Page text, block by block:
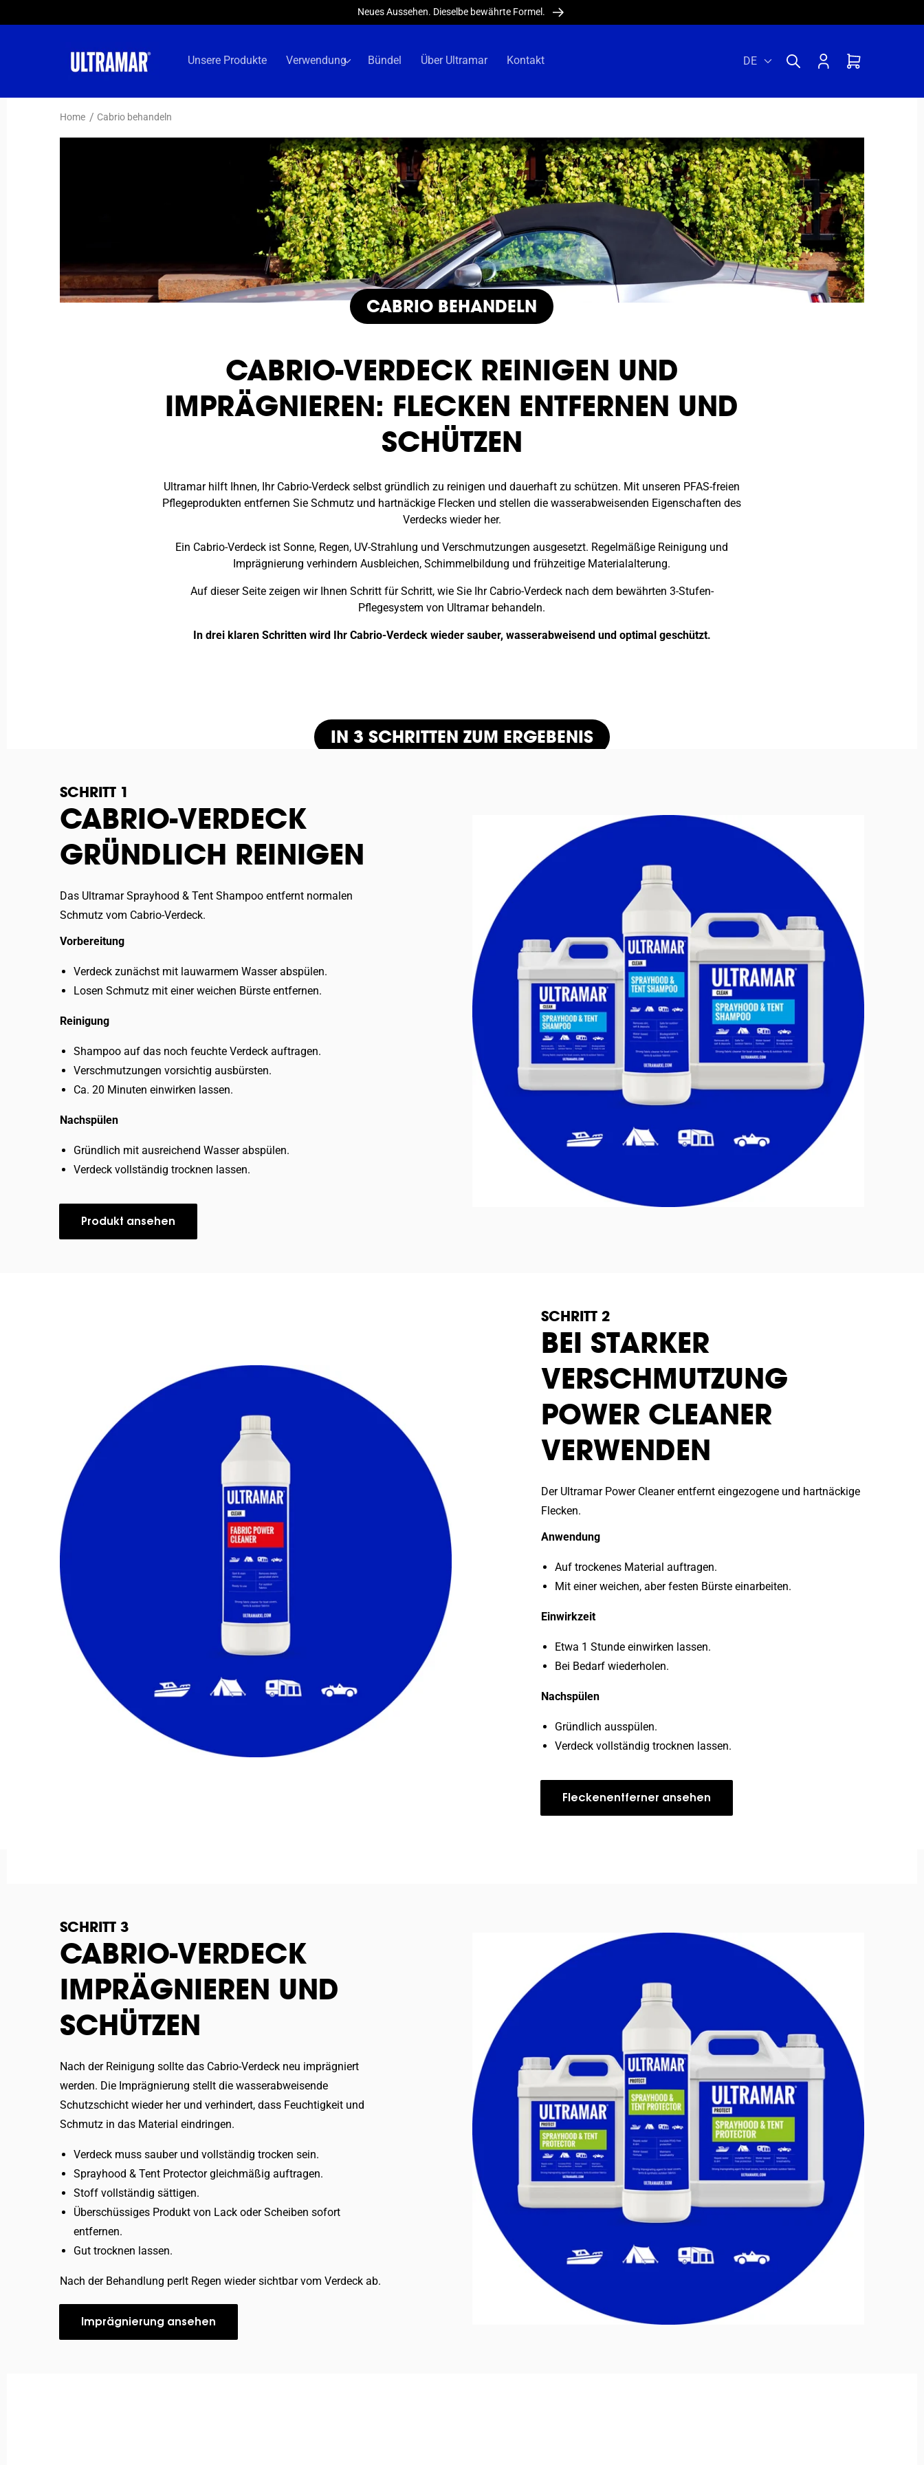
Neues Aussehen. Dieselbe bewährte Formel.
Unsere Produkte Verwendung Bündel Über Ultramar Kontakt DE EinloggenWarenkorb
Home Cabrio behandeln
KATEGORIE:
CABRIO BEHANDELN
CABRIO-VERDECK REINIGEN UND
IMPRÄGNIEREN: FLECKEN ENTFERNEN UND
SCHÜTZEN
Ultramar hilft Ihnen, Ihr Cabrio-Verdeck selbst gründlich zu reinigen und dauerhaft zu schützen. Mit unseren PFAS-freien
Pflegeprodukten entfernen Sie Schmutz und hartnäckige Flecken und stellen die wasserabweisenden Eigenschaften des
Verdecks wieder her.
Ein Cabrio-Verdeck ist Sonne, Regen, UV-Strahlung und Verschmutzungen ausgesetzt. Regelmäßige Reinigung und
Imprägnierung verhindern Ausbleichen, Schimmelbildung und frühzeitige Materialalterung.
Auf dieser Seite zeigen wir Ihnen Schritt für Schritt, wie Sie Ihr Cabrio-Verdeck nach dem bewährten 3-Stufen-
Pflegesystem von Ultramar behandeln.
In drei klaren Schritten wird Ihr Cabrio-Verdeck wieder sauber, wasserabweisend und optimal geschützt.
IN 3 SCHRITTEN ZUM ERGEBENIS
SCHRITT 1
CABRIO-VERDECK
GRÜNDLICH REINIGEN
Das Ultramar Sprayhood & Tent Shampoo entfernt normalen
Schmutz vom Cabrio-Verdeck.
Vorbereitung
Verdeck zunächst mit lauwarmem Wasser abspülen.
Losen Schmutz mit einer weichen Bürste entfernen.
Reinigung
Shampoo auf das noch feuchte Verdeck auftragen.
Verschmutzungen vorsichtig ausbürsten.
Ca. 20 Minuten einwirken lassen.
Nachspülen
Gründlich mit ausreichend Wasser abspülen.
Verdeck vollständig trocknen lassen.
Produkt ansehen
SCHRITT 2
BEI STARKER
VERSCHMUTZUNG
POWER CLEANER
VERWENDEN
Der Ultramar Power Cleaner entfernt eingezogene und hartnäckige
Flecken.
Anwendung
Auf trockenes Material auftragen.
Mit einer weichen, aber festen Bürste einarbeiten.
Einwirkzeit
Etwa 1 Stunde einwirken lassen.
Bei Bedarf wiederholen.
Nachspülen
Gründlich ausspülen.
Verdeck vollständig trocknen lassen.
Fleckenentferner ansehen
SCHRITT 3
CABRIO-VERDECK
IMPRÄGNIEREN UND
SCHÜTZEN
Nach der Reinigung sollte das Cabrio-Verdeck neu imprägniert
werden. Die Imprägnierung stellt die wasserabweisende
Schutzschicht wieder her und verhindert, dass Feuchtigkeit und
Schmutz in das Material eindringen.
Verdeck muss sauber und vollständig trocken sein.
Sprayhood & Tent Protector gleichmäßig auftragen.
Stoff vollständig sättigen.
Überschüssiges Produkt von Lack oder Scheiben sofort
entfernen.
Gut trocknen lassen.
Nach der Behandlung perlt Regen wieder sichtbar vom Verdeck ab.
Imprägnierung ansehen